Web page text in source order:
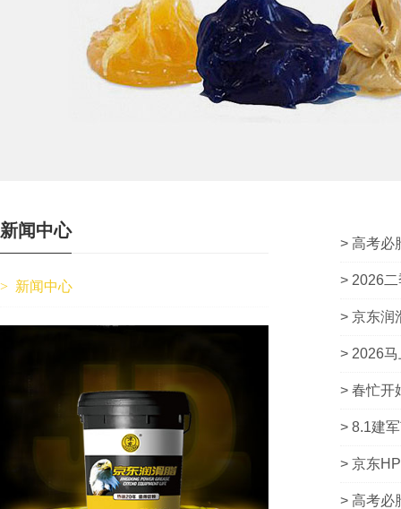
新闻中心
> 新闻中心
> 高考必
> 2026
> 京东润
> 2026
> 春忙开
> 8.1建
> 京东
> 高考必